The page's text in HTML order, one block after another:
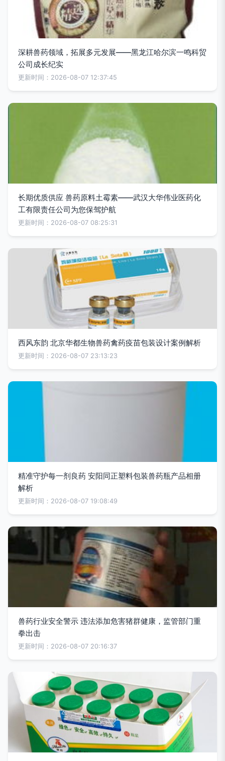
深耕兽药领域，拓展多元发展——黑龙江哈尔滨一鸣科贸
公司成长纪实
更新时间：2026-08-07 12:37:45
长期优质供应 兽药原料土霉素——武汉大华伟业医药化
工有限责任公司为您保驾护航
更新时间：2026-08-07 08:25:31
西风东韵 北京华都生物兽药禽药疫苗包装设计案例解析
更新时间：2026-08-07 23:13:23
精准守护每一剂良药 安阳同正塑料包装兽药瓶产品相册
解析
更新时间：2026-08-07 19:08:49
兽药行业安全警示 违法添加危害猪群健康，监管部门重
拳出击
更新时间：2026-08-07 20:16:37